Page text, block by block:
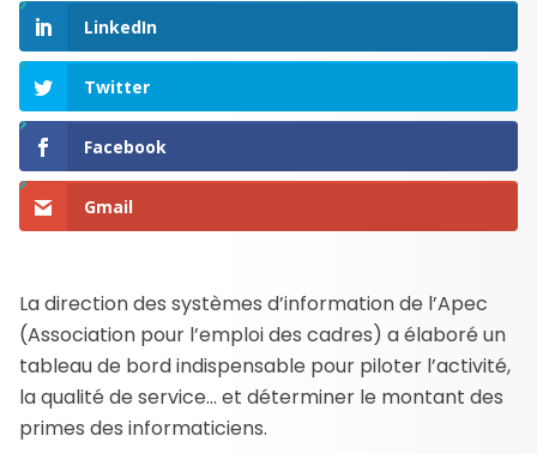
LinkedIn
Twitter
Facebook
Gmail
La direction des systèmes d’information de l’Apec
(Association pour l’emploi des cadres) a élaboré un
tableau de bord indispensable pour piloter l’activité,
la qualité de service… et déterminer le montant des
primes des informaticiens.